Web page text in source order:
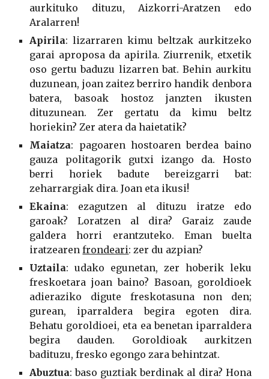
aurkituko dituzu, Aizkorri-Aratzen edo
Aralarren!
Apirila: lizarraren kimu beltzak aurkitzeko
garai aproposa da apirila. Ziurrenik, etxetik
oso gertu baduzu lizarren bat. Behin aurkitu
duzunean, joan zaitez berriro handik denbora
batera, basoak hostoz janzten ikusten
dituzunean. Zer gertatu da kimu beltz
horiekin? Zer atera da haietatik?
Maiatza: pagoaren hostoaren berdea baino
gauza politagorik gutxi izango da. Hosto
berri horiek badute bereizgarri bat:
zeharrargiak dira. Joan eta ikusi!
Ekaina: ezagutzen al dituzu iratze edo
garoak? Loratzen al dira? Garaiz zaude
galdera horri erantzuteko. Eman buelta
iratzearenfrondeari: zer du azpian?
Uztaila: udako egunetan, zer hoberik leku
freskoetara joan baino? Basoan, goroldioek
adieraziko digute freskotasuna non den;
gurean, iparraldera begira egoten dira.
Behatu goroldioei, eta ea benetan iparraldera
begira dauden. Goroldioak aurkitzen
badituzu, fresko egongo zara behintzat.
Abuztua: baso guztiak berdinak al dira? Hona